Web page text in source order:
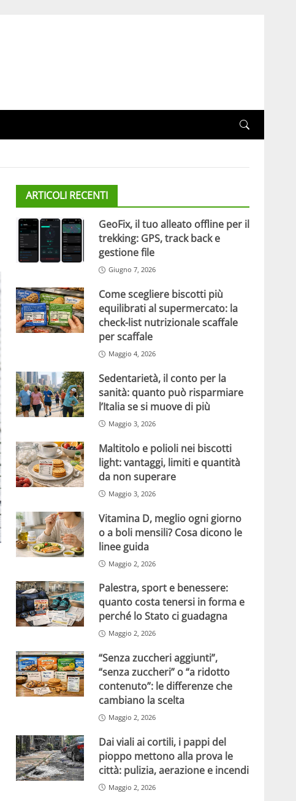
ARTICOLI RECENTI
GeoFix, il tuo alleato offline per il
trekking: GPS, track back e
gestione file
Giugno 7, 2026
Come scegliere biscotti più
equilibrati al supermercato: la
check-list nutrizionale scaffale
per scaffale
Maggio 4, 2026
Sedentarietà, il conto per la
sanità: quanto può risparmiare
l’Italia se si muove di più
Maggio 3, 2026
Maltitolo e polioli nei biscotti
light: vantaggi, limiti e quantità
da non superare
Maggio 3, 2026
Vitamina D, meglio ogni giorno
o a boli mensili? Cosa dicono le
linee guida
Maggio 2, 2026
Palestra, sport e benessere:
quanto costa tenersi in forma e
perché lo Stato ci guadagna
Maggio 2, 2026
“Senza zuccheri aggiunti”,
“senza zuccheri” o “a ridotto
contenuto”: le differenze che
cambiano la scelta
Maggio 2, 2026
Dai viali ai cortili, i pappi del
pioppo mettono alla prova le
città: pulizia, aerazione e incendi
Maggio 2, 2026